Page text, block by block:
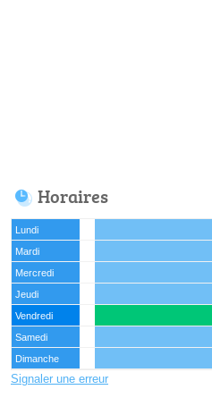
Horaires
Lundi
Mardi
Mercredi
Jeudi
Vendredi
Samedi
Dimanche
Signaler une erreur